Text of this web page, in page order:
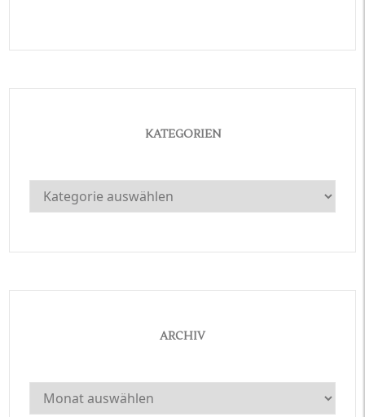
KATEGORIEN
Kategorien
ARCHIV
Archiv